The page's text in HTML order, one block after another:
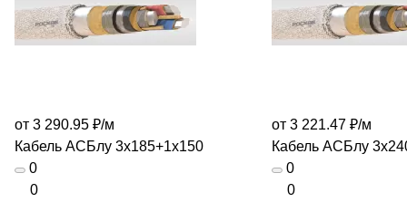
от 3 290.95 ₽/м
Кабель АСБлу 3х185+1х150
0
0
от 3 221.47 ₽/м
Кабель АСБлу
0
0